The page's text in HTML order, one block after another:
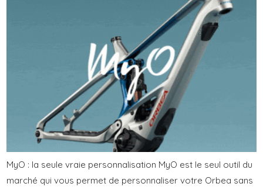
MyO : la seule vraie personnalisation MyO est le seul outil du
marché qui vous permet de personnaliser votre Orbea sans